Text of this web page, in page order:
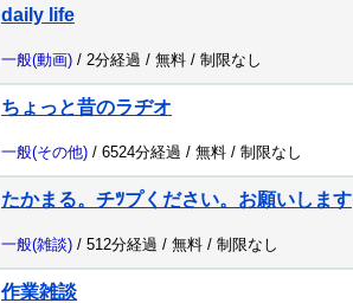
daily life
一般(動画) / 2分経過 / 無料 / 制限なし
ちょっと昔のラヂオ
一般(その他) / 6524分経過 / 無料 / 制限なし
たかまる。チﾂプください。お願いします
一般(雑談) / 512分経過 / 無料 / 制限なし
作業雑談